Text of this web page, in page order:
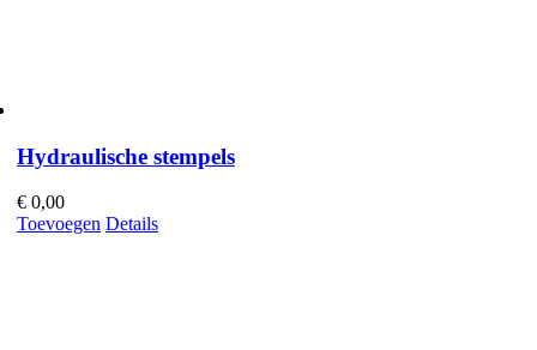
Hydraulische stempels
€0,00
Toevoegen Details